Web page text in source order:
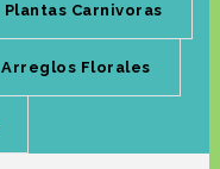
Plantas Carnivoras
Arreglos Florales